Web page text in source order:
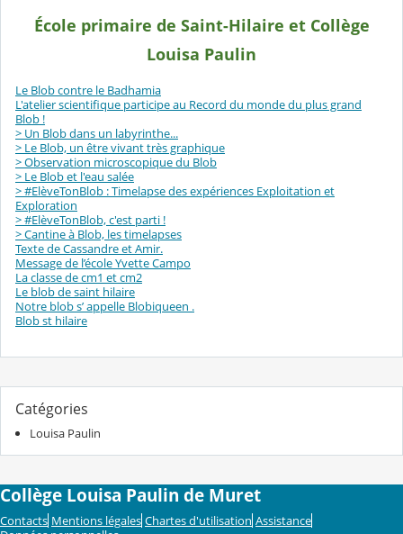
École primaire de Saint-Hilaire et Collège
Louisa Paulin
Le Blob contre le Badhamia
L'atelier scientifique participe au Record du monde du plus grand
Blob !
> Un Blob dans un labyrinthe...
> Le Blob, un être vivant très graphique
> Observation microscopique du Blob
> Le Blob et l'eau salée
> #ElèveTonBlob : Timelapse des expériences Exploitation et
Exploration
> #ElèveTonBlob, c'est parti !
> Cantine à Blob, les timelapses
Texte de Cassandre et Amir.
Message de l’école Yvette Campo
La classe de cm1 et cm2
Le blob de saint hilaire
Notre blob s’ appelle Blobiqueen .
Blob st hilaire
Catégories
Louisa Paulin
Collège Louisa Paulin de Muret
Contacts Mentions légales Chartes d'utilisation Assistance